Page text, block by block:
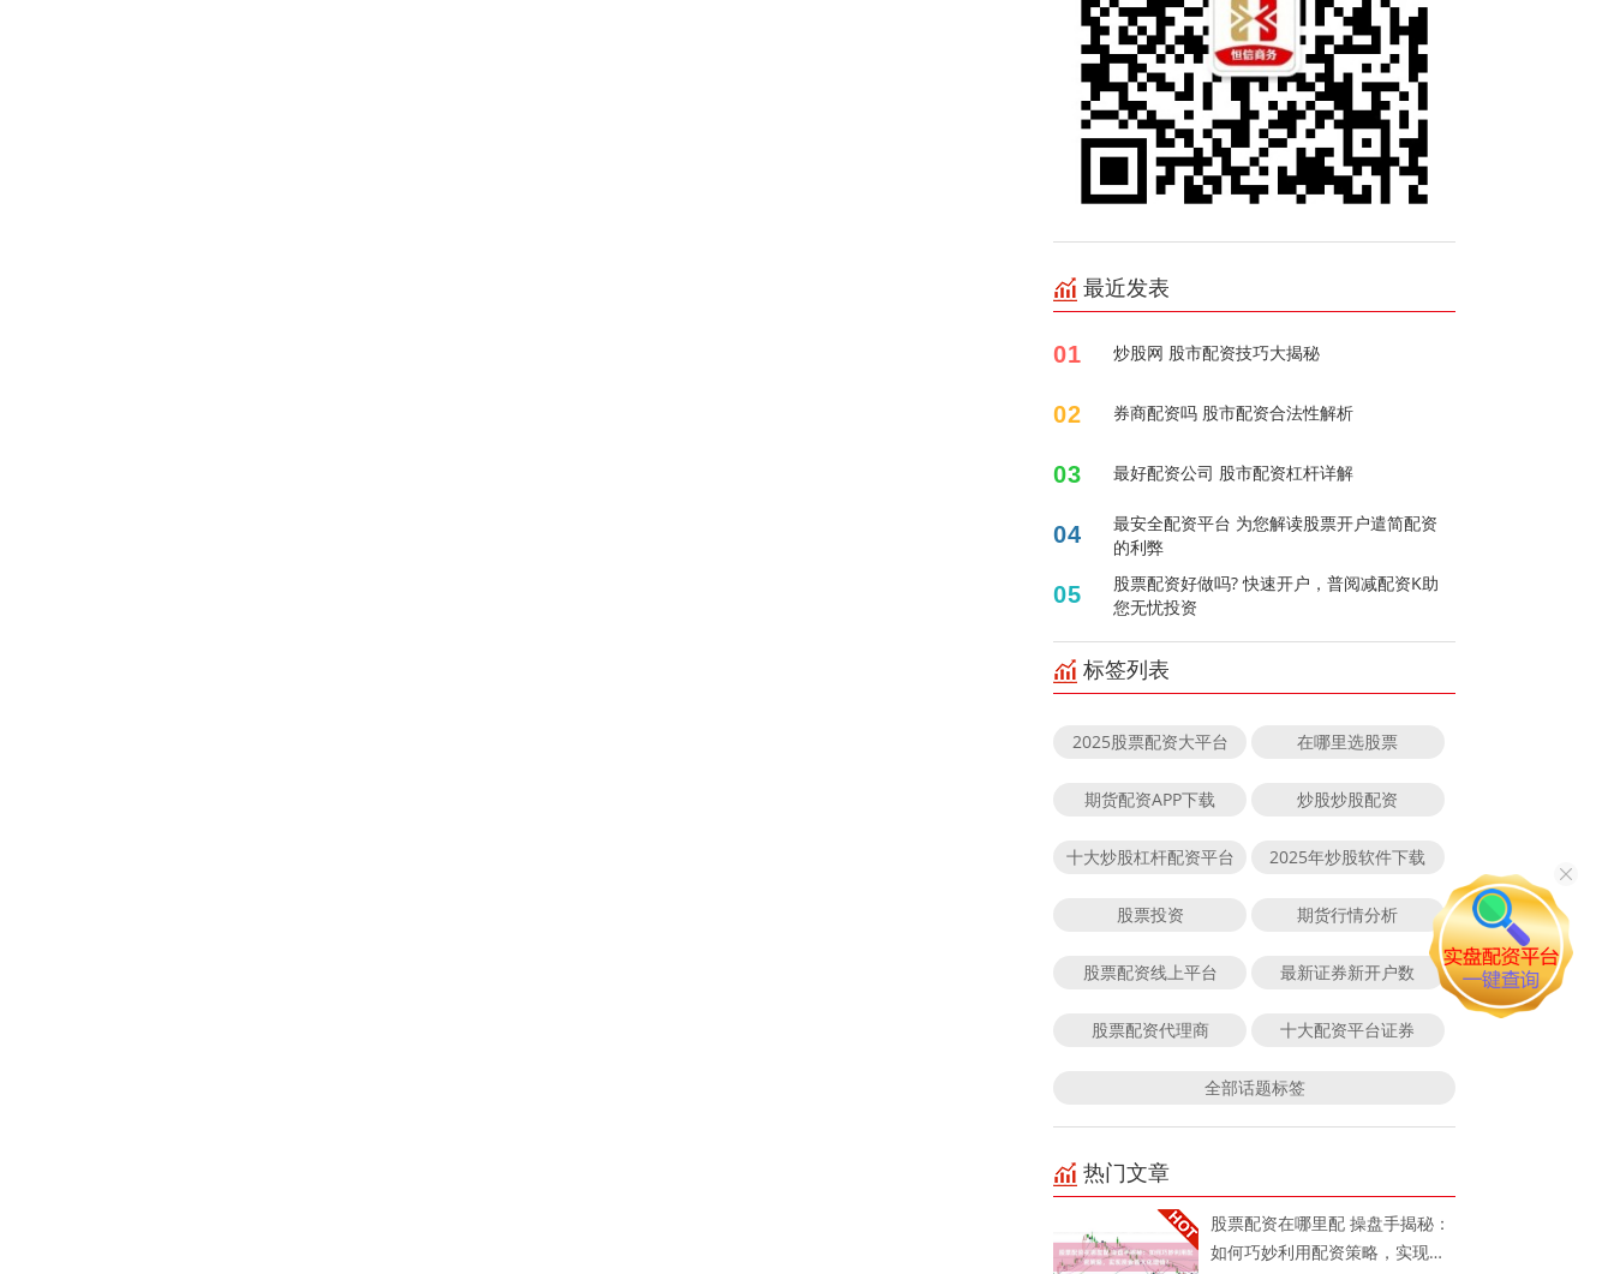
最近发表
01 炒股网 股市配资技巧大揭秘
02 券商配资吗 股市配资合法性解析
03 最好配资公司 股市配资杠杆详解
04
最安全配资平台 为您解读股票开户遣简配资
的利弊
05
股票配资好做吗? 快速开户，普阅减配资K助
您无忧投资
标签列表
2025股票配资大平台 在哪里选股票
期货配资APP下载 炒股炒股配资
十大炒股杠杆配资平台 2025年炒股软件下载
股票投资 期货行情分析
股票配资线上平台 最新证券新开户数
股票配资代理商 十大配资平台证券
全部话题标签
热门文章
股票配资在哪里配 操盘手揭秘：
如何巧妙利用配资策略，实现资